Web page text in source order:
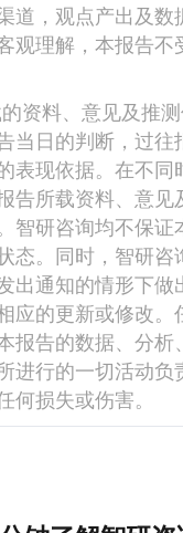
道，观点产出及数
观理解，本报告不
资料、意见及推
当日的判断，过往
表现依据。在不同
告所载资料、意见
智研咨询均不保证
态。同时，智研咨
出通知的情形下做
应的更新或修改。
报告的数据、分析
进行的一切活动负
何损失或伤害。